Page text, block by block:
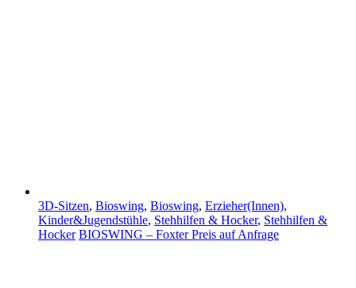
3D-Sitzen, Bioswing, Bioswing, Erzieher(Innen),
Kinder&Jugendstühle, Stehhilfen & Hocker, Stehhilfen &
Hocker BIOSWING – Foxter Preis auf Anfrage